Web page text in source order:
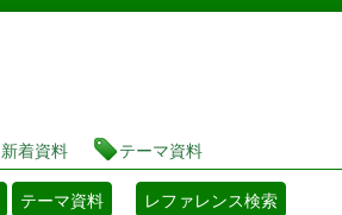
新着資料 テーマ資料
テーマ資料 レファレンス検索